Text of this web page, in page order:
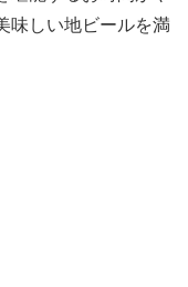
味しい地ビールを満